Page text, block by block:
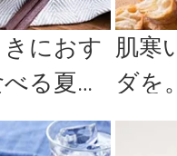
におす
る夏の
肌寒
ダを
おす